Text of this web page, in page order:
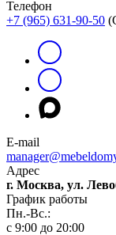
Телефон
+7 (965) 631-90-50
E-mail
Адрес
г. Москва, ул.
График работы
Пн.-Вс.:
с 9:00 до 20:00